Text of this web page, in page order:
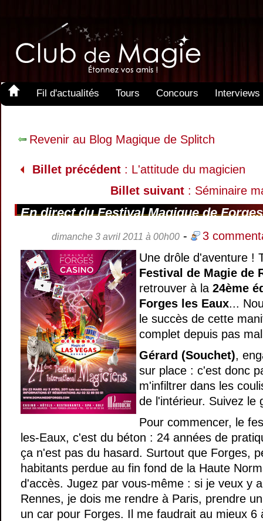
Fil d'actualités Tours Concours Interviews
Revenir au Blog Magique de Splitch
Billet précédent : L'attitude du magicien
Billet suivant : Séminaire
En direct du Festival Magique de
dimanche 3 avril 2011 à 00h00 -
3
Une drôle d'aventure !
Festival de Magie de
retrouver à la 24ème
Forges les Eaux...
le succès de cette
complet depuis pas
Gérard (Souchet),
sur place : c'est donc
m'infiltrer dans les
de l'intérieur. Suivez le
Pour commencer, le
les-Eaux, c'est du béton : 24 années de
ça n'est pas du hasard. Surtout que Forges,
habitants perdue au fin fond de la Haute
d'accès. Jugez par vous-même : si je veux y
Rennes, je dois me rendre à Paris, prendre
un car pour Forges. Il me faudrait au mieux 6